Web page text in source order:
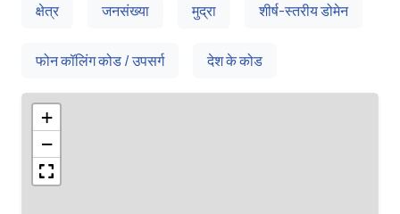
क्षेत्र जनसंख्या मुद्रा शीर्ष-स्तरीय डोमेन
फोन कॉलिंग कोड / उपसर्ग देश के कोड
+
−